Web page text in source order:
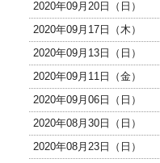
2020年09月20日（日）
2020年09月17日（木）
2020年09月13日（日）
2020年09月11日（金）
2020年09月06日（日）
2020年08月30日（日）
2020年08月23日（日）